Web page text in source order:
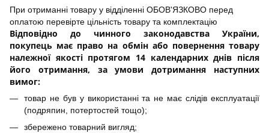
При отриманні товару у відділенні ОБОВ'ЯЗКОВО перед
оплатою перевірте цільність товару та комплектацію
Відповідно до чинного законодавства України,
покупець має право на обмін або повернення товару
належної якості протягом 14 календарних днів після
його отримання, за умови дотримання наступних
вимог:
товар не був у використанні та не має слідів експлуатації
(подряпин, потертостей тощо);
збережено товарний вигляд;